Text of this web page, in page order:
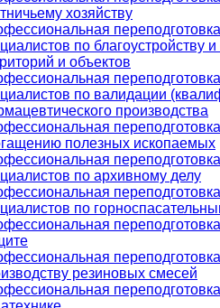
хозяйству
переподготовка
по благоустройству
и объектов
переподготовка
по валидации
производства
полезных ископаемых
переподготовка
по архивному делу
переподготовка
по
резиновых смесей